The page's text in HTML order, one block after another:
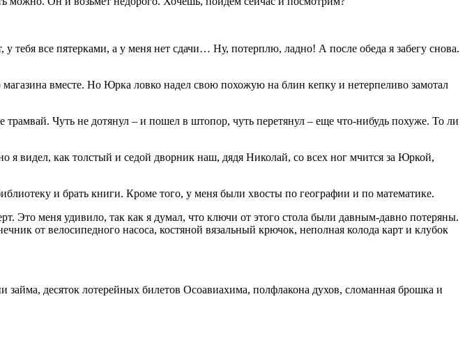
все пятерками, а у меня нет сдачи… Ну, потерплю, ладно! А после обеда я забегу снова.
вместе. Но Юрка ловко надел свою похожую на блин кепку и нетерпеливо замотал
Чуть не дотянул – и пошел в штопор, чуть перетянул – еще что-нибудь похуже. То ли
видел, как толстый и седой дворник наш, дядя Николай, со всех ног мчится за Юркой,
и брать книги. Кроме того, у меня были хвосты по географии и по математике.
Это меня удивило, так как я думал, что ключи от этого стола были давным-давно потеряны.
от велосипедного насоса, костяной вязальный крючок, неполная колода карт и клубок
десяток лотерейных билетов Осоавиахима, полфлакона духов, сломанная брошка и